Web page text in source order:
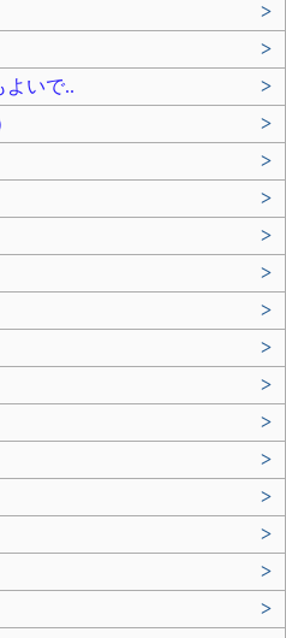
>
>
よいで..
>
>
>
>
>
>
>
>
>
>
>
>
>
>
>